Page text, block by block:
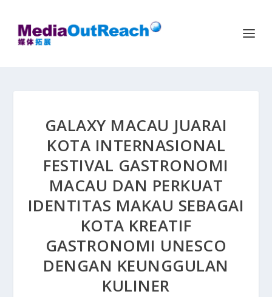
GALAXY MACAU JUARAI
KOTA INTERNASIONAL
FESTIVAL GASTRONOMI
MACAU DAN PERKUAT
IDENTITAS MAKAU SEBAGAI
KOTA KREATIF
GASTRONOMI UNESCO
DENGAN KEUNGGULAN
KULINER